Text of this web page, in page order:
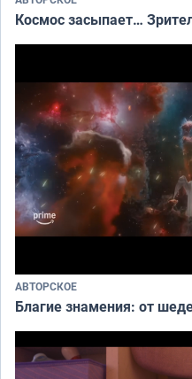
Космос засыпает…
АВТОРСКОЕ
Благие знамения: от